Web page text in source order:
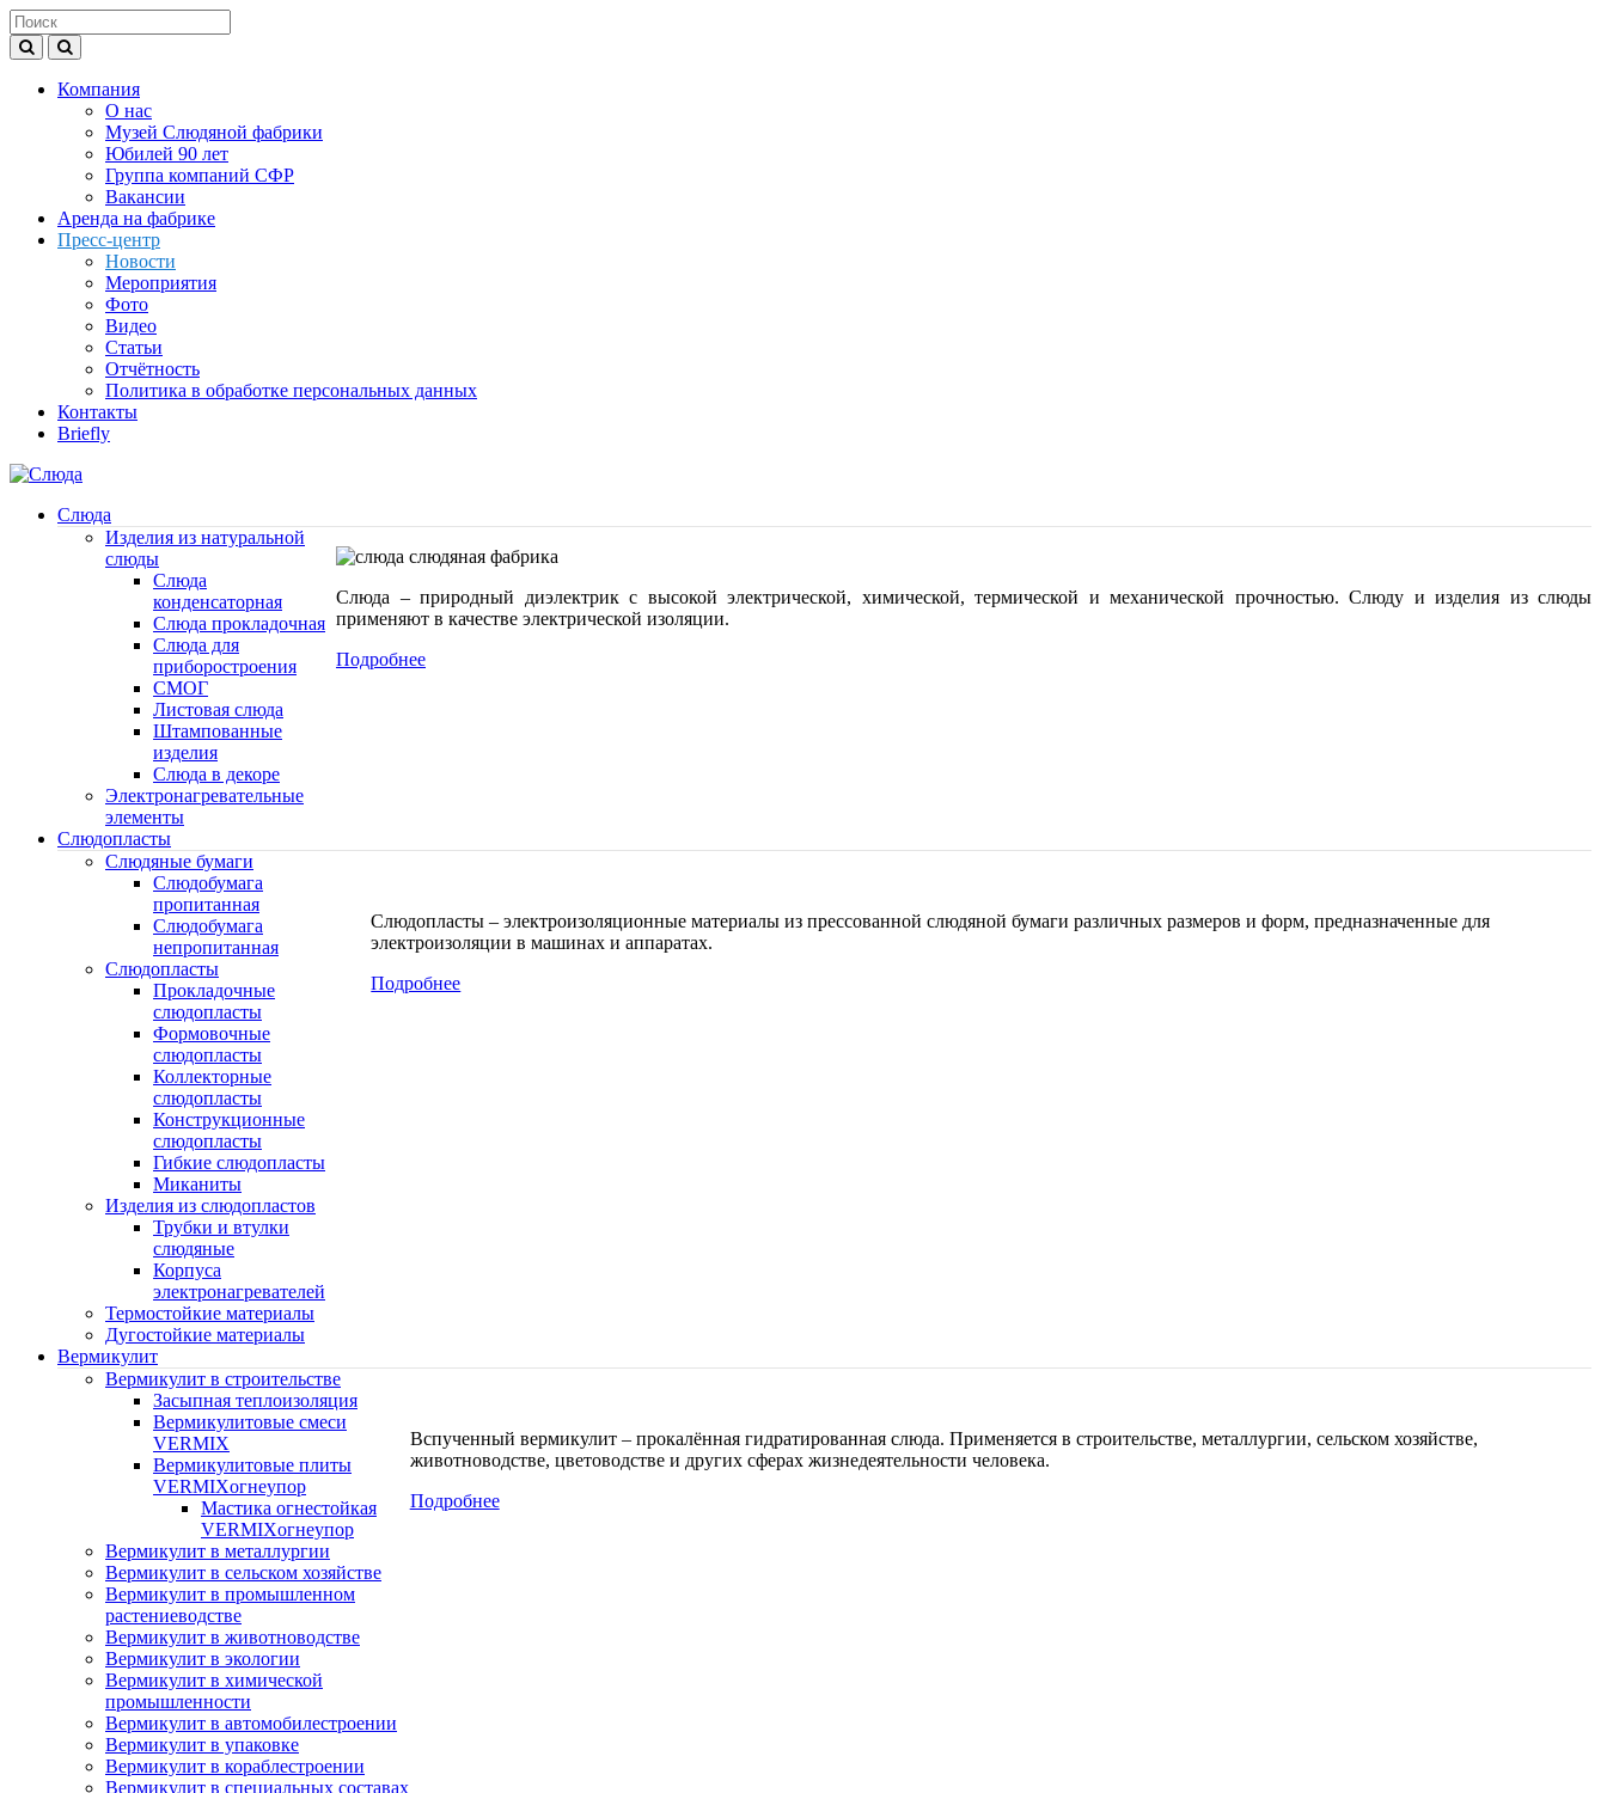
Компания
О нас
Музей Слюдяной фабрики
Юбилей 90 лет
Группа компаний СФР
Вакансии
Аренда на фабрике
Пресс-центр
Новости
Мероприятия
Фото
Видео
Статьи
Отчётность
Политика в обработке персональных данных
Контакты
Briefly
Слюда
Изделия из натуральной
слюды
Слюда
конденсаторная
Слюда прокладочная
Cлюда для
приборостроения
СМОГ
Листовая слюда
Штампованные
изделия
Слюда в декоре
Электронагревательные
элементы
Слюда – природный диэлектрик с высокой электрической, химической, термической и механической прочностью. Слюду и изделия из слюды
применяют в качестве электрической изоляции.
Подробнее
Слюдопласты
Слюдяные бумаги
Слюдобумага
пропитанная
Слюдобумага
непропитанная
Слюдопласты
Прокладочные
слюдопласты
Формовочные
слюдопласты
Коллекторные
слюдопласты
Конструкционные
слюдопласты
Гибкие слюдопласты
Миканиты
Изделия из слюдопластов
Трубки и втулки
слюдяные
Корпуса
электронагревателей
Термостойкие материалы
Дугостойкие материалы
Слюдопласты – электроизоляционные материалы из прессованной слюдяной бумаги различных размеров и форм, предназначенные для
электроизоляции в машинах и аппаратах.
Подробнее
Вермикулит
Вермикулит в строительстве
Засыпная теплоизоляция
Вермикулитовые смеси
VERMIX
Вермикулитовые плиты
VERMIXогнеупор
Мастика огнестойкая
VERMIXогнеупор
Вермикулит в металлургии
Вермикулит в сельском хозяйстве
Вермикулит в промышленном
растениеводстве
Вермикулит в животноводстве
Вермикулит в экологии
Вермикулит в химической
промышленности
Вермикулит в автомобилестроении
Вермикулит в упаковке
Вермикулит в кораблестроении
Вермикулит в специальных составах
Вспученный вермикулит – прокалённая гидратированная слюда. Применяется в строительстве, металлургии, сельском хозяйстве,
животноводстве, цветоводстве и других сферах жизнедеятельности человека.
Подробнее